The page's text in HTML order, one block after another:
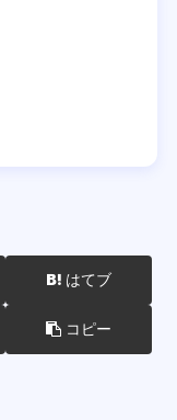
はてブ
コピー